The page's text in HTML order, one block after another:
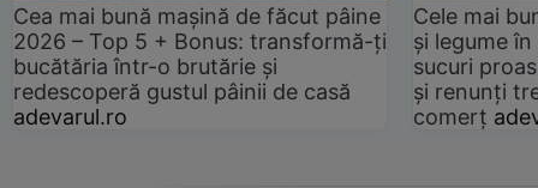
Cea mai bună mașină de făcut pâine
2026 – Top 5 + Bonus: transformă-ți
bucătăria într-o brutărie și
redescoperă gustul pâinii de casă
adevarul.ro
Cele mai
și legume
sucuri
și renunți
comerț